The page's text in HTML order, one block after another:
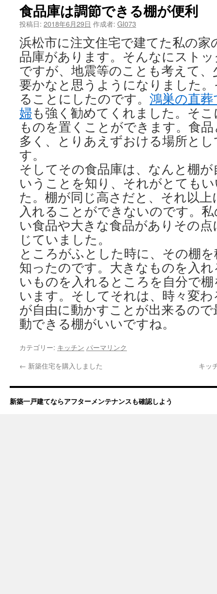
ス
キ
ッ
プ
食品庫は調節できる棚が便利
投稿日: 2018年6月29日 作成者: GI073
浜松市に注文住宅で建てた私の
品庫があります。そんなにスト
ですが、地震等のことも考えて
要かなと思うようになりました
ることにしたのです。 鴻巣の直
婦も強く勧めてくれました。そ
ものを置くことができます。食
多く、とりあえずおける場所と
す。
そしてその食品庫は、なんと棚
いうことを知り、それがとても
た。棚が同じ高さだと、それ以
入れることができないのです。
い食品や大きな食品がありその
じていました。
ところがふとした時に、その棚
知ったのです。大きなものを入
いものを入れるところを自分で
います。そしてそれは、時々変
が自由に動かすことが出来るの
動できる棚がいいですね。
カテゴリー: キッチン パーマリンク
← 新築住宅を購入しました キッ
新築一戸建てならアフターメンテナンスも確認しよう